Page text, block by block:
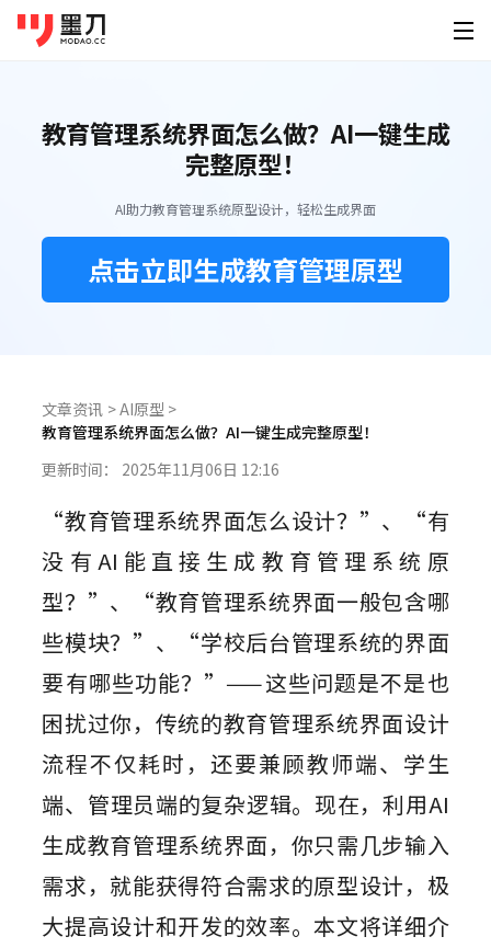
产品功能
原型设计、交互、高保真、真机演示
墨刀AI
墨刀设计
专业UI设计、设计转代码、导入Figma
AI一键生成，海量PPT模板任选
墨刀流程图
步骤有序，流向一目了然
为谁设计
素材广场
PC端素材
官网
后台
其他素材
可视化大屏
HMI
模板素材
海量原型模板
百套高质量组件包，一键高效复用
图标素材
千款免费图标资源，可商用更省心
AI生成原型
HTML转原型
AI生成APP
AI生成PRD
AI需求评审
AI产品调研
AI生成产品地图
AI生成PPT
下载
桌面客户端
Linux
HarmonyOS
手机移动端
插件
Sketch
Adobe XD
Axure 在线分享
定价
企业版
私有化部署
企业需求诊断 定制解决方案
快速了解墨刀 推荐团队使用
接入智能引擎 重塑设计流程
行业案例
帮助
图文教程
视频教程
功能更新
文章资讯
教育管理系统界面怎么做？AI一键生成
完整原型！
AI助力教育管理系统原型设计，轻松生成界面
点击立即生成教育管理原型
文章资讯 >AI原型 >
教育管理系统界面怎么做？AI一键生成完整原型！
更新时间： 2025年11月06日 12:16
“教育管理系统界面怎么设计？”、“有
没有AI能直接生成教育管理系统原
型？”、“教育管理系统界面一般包含哪
些模块？”、“学校后台管理系统的界面
要有哪些功能？”——这些问题是不是也
困扰过你，传统的教育管理系统界面设计
流程不仅耗时，还要兼顾教师端、学生
端、管理员端的复杂逻辑。现在，利用AI
生成教育管理系统界面，你只需几步输入
需求，就能获得符合需求的原型设计，极
大提高设计和开发的效率。本文将详细介